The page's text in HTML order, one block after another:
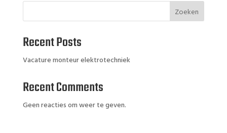
Zoeken
Recent Posts
Vacature monteur elektrotechniek
Recent Comments
Geen reacties om weer te geven.